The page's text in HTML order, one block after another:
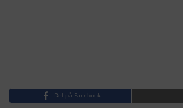
Del på Facebook